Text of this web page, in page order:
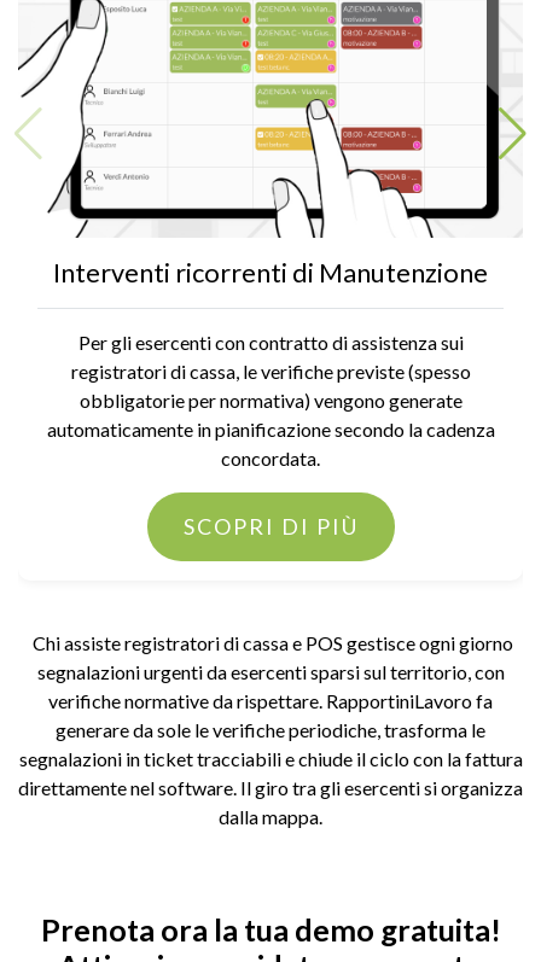
Interventi ricorrenti di Manutenzione
Per gli esercenti con contratto di assistenza sui
registratori di cassa, le verifiche previste (spesso
obbligatorie per normativa) vengono generate
automaticamente in pianificazione secondo la cadenza
concordata.
SCOPRI DI PIÙ
Chi assiste registratori di cassa e POS gestisce ogni giorno
segnalazioni urgenti da esercenti sparsi sul territorio, con
verifiche normative da rispettare. RapportiniLavoro fa
generare da sole le verifiche periodiche, trasforma le
segnalazioni in ticket tracciabili e chiude il ciclo con la fattura
direttamente nel software. Il giro tra gli esercenti si organizza
dalla mappa.
Prenota ora la tua demo gratuita!